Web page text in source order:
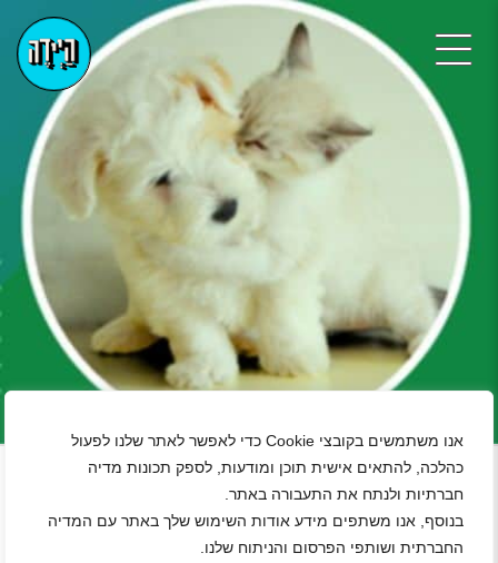
אנו משתמשים בקובצי Cookie כדי לאפשר לאתר שלנו לפעול
כהלכה, להתאים אישית תוכן ומודעות, לספק תכונות מדיה
חברתיות ולנתח את התעבורה באתר.
בנוסף, אנו משתפים מידע אודות השימוש שלך באתר עם המדיה
החברתית ושותפי הפרסום והניתוח שלנו.
+
למשפחת גרובר פארם דרושים/ות עובדים/ות למגוון
תפקידים